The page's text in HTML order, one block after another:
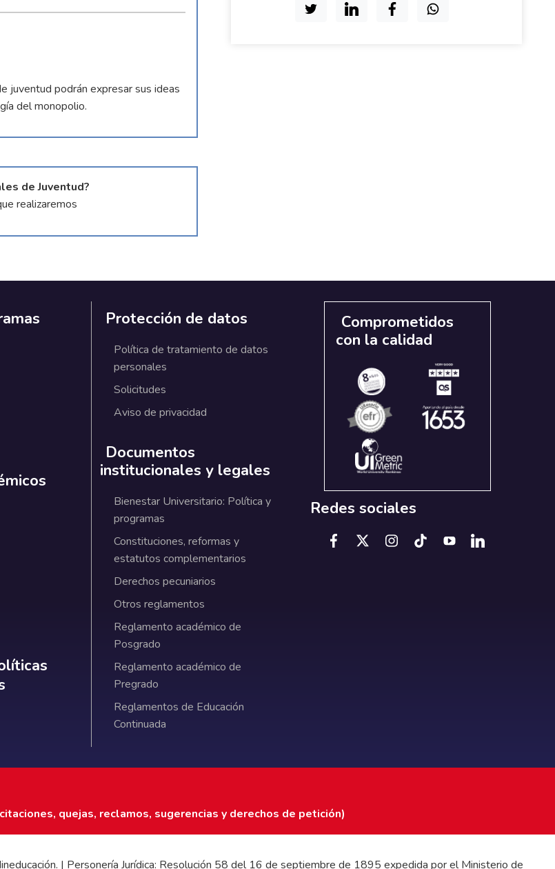
juventud podrán expresar sus ideas
del monopolio.
de Juventud?
realizaremos
políticas institucionales
Protección de datos
Política de tratamiento de datos
personales
Solicitudes
Aviso de privacidad
Documentos
institucionales y legales
Bienestar Universitario: Política y
programas
Constituciones, reformas y
estatutos complementarios
Derechos pecuniarios
Otros reglamentos
Reglamento académico de
Posgrado
Reglamento académico de
Pregrado
Reglamentos de Educación
Continuada
Comprometidos
con la calidad
Redes sociales
quejas, reclamos, sugerencias y derechos de petición)
| Personería Jurídica: Resolución 58 del 16 de septiembre de 1895 expedida por el Ministerio de